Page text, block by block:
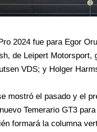
2024 fue para Egor
de Leipert Motorsport,
VDS; y Holger
mostró el pasado y el
Temerario GT3
formará la columna